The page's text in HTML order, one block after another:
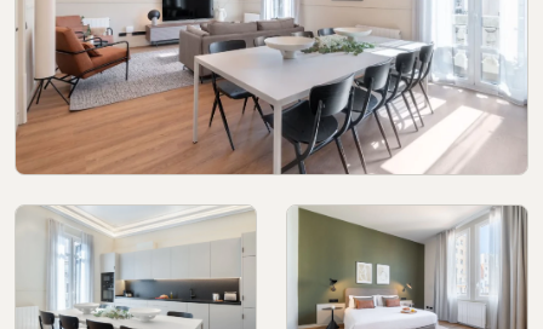
Contacto
Política de cookies Política de privacidad